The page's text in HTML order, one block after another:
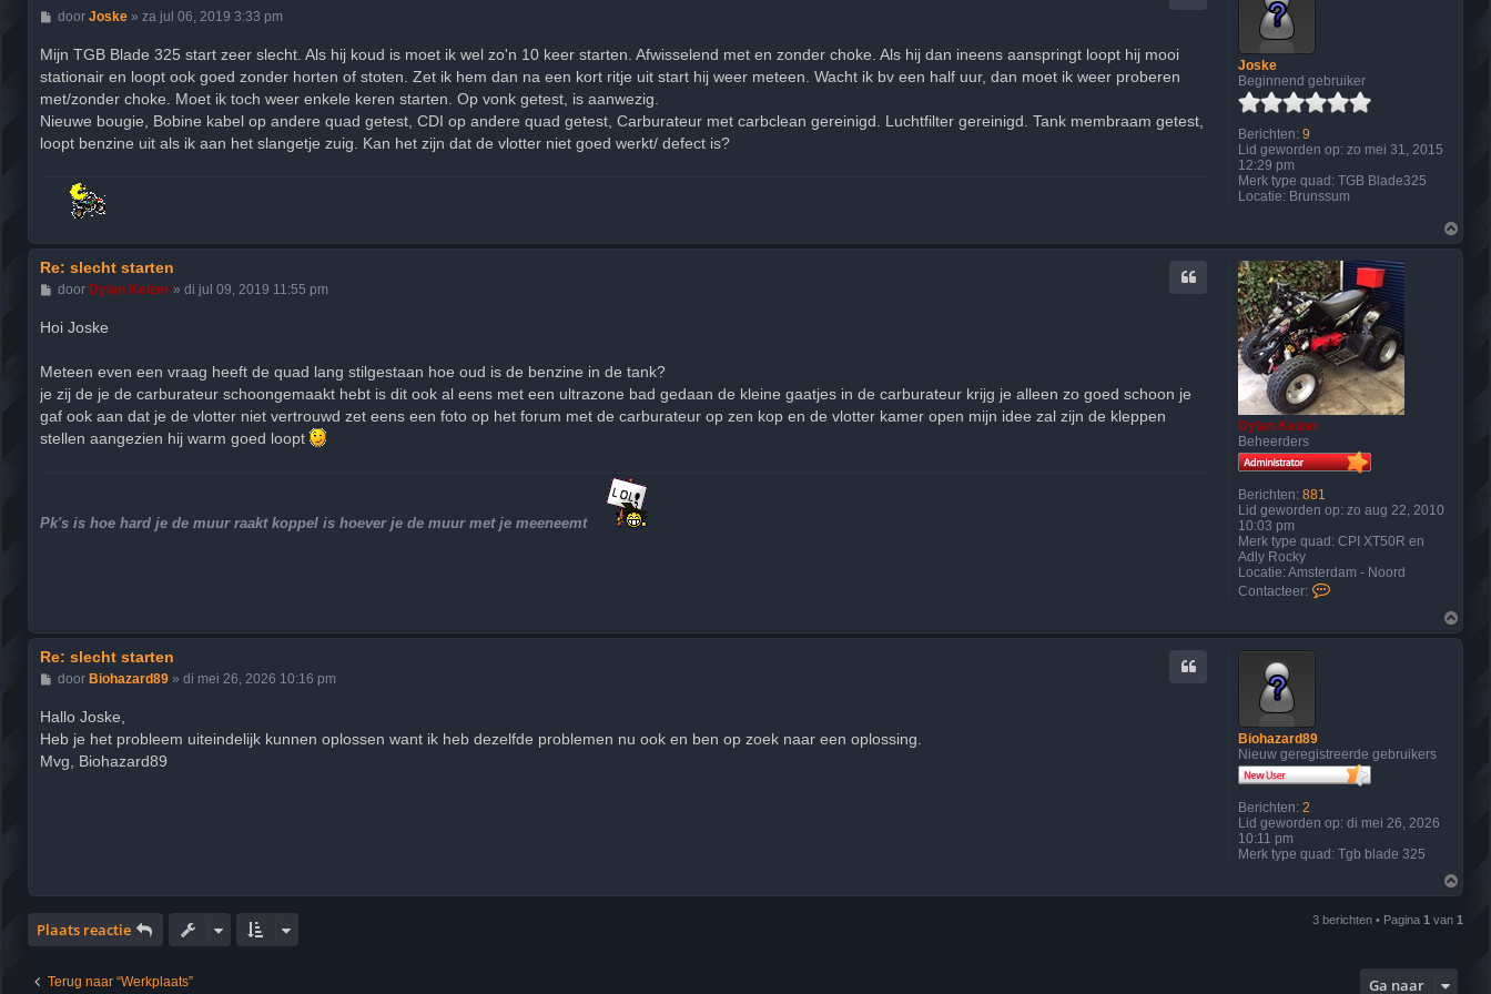
Joske
Beginnend gebruiker
Berichten: 9
Lid geworden op: zo mei 31, 2015
12:29 pm
Merk type quad: TGB Blade325
Locatie: Brunssum
B
r
i
c
t
door Joske» za jul 06, 2019 3:33 pm
Mijn TGB Blade 325 start zeer slecht. Als hij koud is moet ik wel zo'n 10 keer starten. Afwisselend met en zonder choke. Als hij dan ineens aanspringt loopt hij mooi
stationair en loopt ook goed zonder horten of stoten. Zet ik hem dan na een kort ritje uit start hij weer meteen. Wacht ik bv een half uur, dan moet ik weer proberen
met/zonder choke. Moet ik toch weer enkele keren starten. Op vonk getest, is aanwezig.
Nieuwe bougie, Bobine kabel op andere quad getest, CDI op andere quad getest, Carburateur met carbclean gereinigd. Luchtfilter gereinigd. Tank membraam getest,
loopt benzine uit als ik aan het slangetje zuig. Kan het zijn dat de vlotter niet goed werkt/ defect is?
m
Dylan Keizer
Beheerders
Berichten: 881
Lid geworden op: zo aug 22, 2010
10:03 pm
Merk type quad: CPI XT50R en
Adly Rocky
Locatie: Amsterdam - Noord
Contacteer:
t
y
a
K
i
r
Re: slecht starten
B
i
h
t
door Dylan Keizer» di jul 09, 2019 11:55 pm
Hoi Joske
Meteen even een vraag heeft de quad lang stilgestaan hoe oud is de benzine in de tank?
je zij de je de carburateur schoongemaakt hebt is dit ook al eens met een ultrazone bad gedaan de kleine gaatjes in de carburateur krijg je alleen zo goed schoon je
gaf ook aan dat je de vlotter niet vertrouwd zet eens een foto op het forum met de carburateur op zen kop en de vlotter kamer open mijn idee zal zijn de kleppen
stellen aangezien hij warm goed loopt
Pk's is hoe hard je de muur raakt koppel is hoever je de muur met je meeneemt
m
Biohazard89
Nieuw geregistreerde gebruikers
Berichten: 2
Lid geworden op: di mei 26, 2026
10:11 pm
Merk type quad: Tgb blade 325
Re: slecht starten
B
i
c
h
t
door Biohazard89» di mei 26, 2026 10:16 pm
Hallo Joske,
Heb je het probleem uiteindelijk kunnen oplossen want ik heb dezelfde problemen nu ook en ben op zoek naar een oplossing.
Mvg, Biohazard89
m
o
Plaats reactie 3 berichten • Pagina 1 van 1
Terug naar “Werkplaats” Ga naar